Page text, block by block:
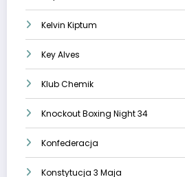
Kelvin Kiptum
Key Alves
Klub Chemik
Knockout Boxing Night 34
Konfederacja
Konstytucja 3 Maja